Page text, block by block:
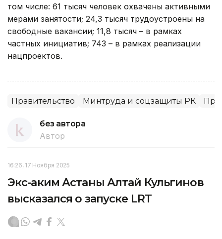
том числе: 61 тысяч человек охвачены активными
мерами занятости; 24,3 тысяч трудоустроены на
свободные вакансии; 11,8 тысяч – в рамках
частных инициатив; 743 – в рамках реализации
нацпроектов.
Правительство Минтруда и соцзащиты РК
без автора
Автор
16:26, 17 Ноября 2025
Экс-аким Астаны Алтай Кульгинов
высказался о запуске LRT